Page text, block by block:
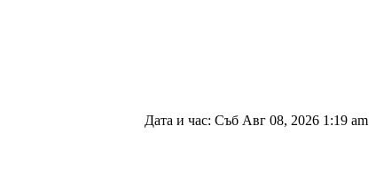
Дата и час: Съб Авг 08, 2026 1:19 am